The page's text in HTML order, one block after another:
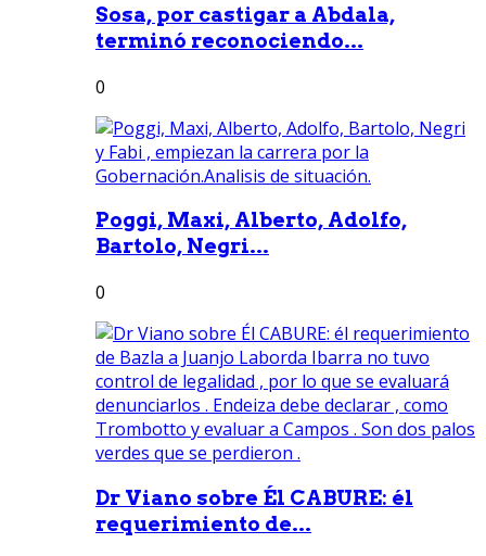
Sosa, por castigar a Abdala,
terminó reconociendo...
0
Poggi, Maxi, Alberto, Adolfo,
Bartolo, Negri...
0
Dr Viano sobre Él CABURE: él
requerimiento de...